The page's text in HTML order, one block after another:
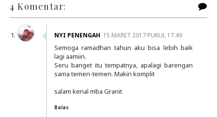
4 Komentar:
NYI PENENGAH 15 MARET 2017 PUKUL 17.49
Semoga ramadhan tahun aku bisa lebih baik
lagi aamiin.
Seru banget itu tempatnya, apalagi barengan
sama temen-temen. Makin komplit
salam kenal mba Granit
Balas